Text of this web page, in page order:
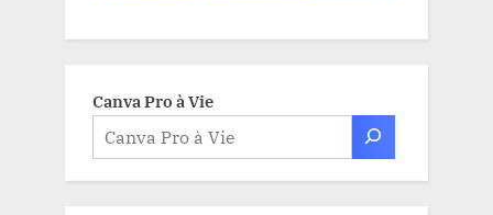
Canva Pro à Vie